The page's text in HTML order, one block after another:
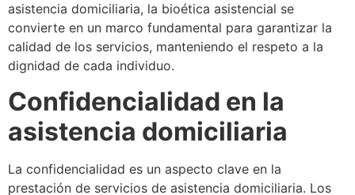
asistencia domiciliaria, la bioética asistencial se
convierte en un marco fundamental para garantizar la
calidad de los servicios, manteniendo el respeto a la
dignidad de cada individuo.
Confidencialidad en la
asistencia domiciliaria
La confidencialidad es un aspecto clave en la
prestación de servicios de asistencia domiciliaria. Los